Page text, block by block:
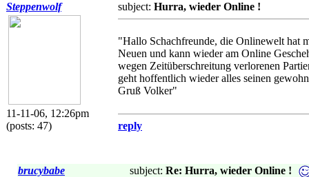
Steppenwolf
11-11-06, 12:26pm
(posts: 47)
subject: Hurra, wieder Online !
"Hallo Schachfreunde, die Onlinewelt hat
Neuen und kann wieder am Online
wegen Zeitüberschreitung verlorenen
geht hoffentlich wieder alles seinen
Gruß Volker"
reply
brucybabe subject: Re: Hurra, wieder Online !